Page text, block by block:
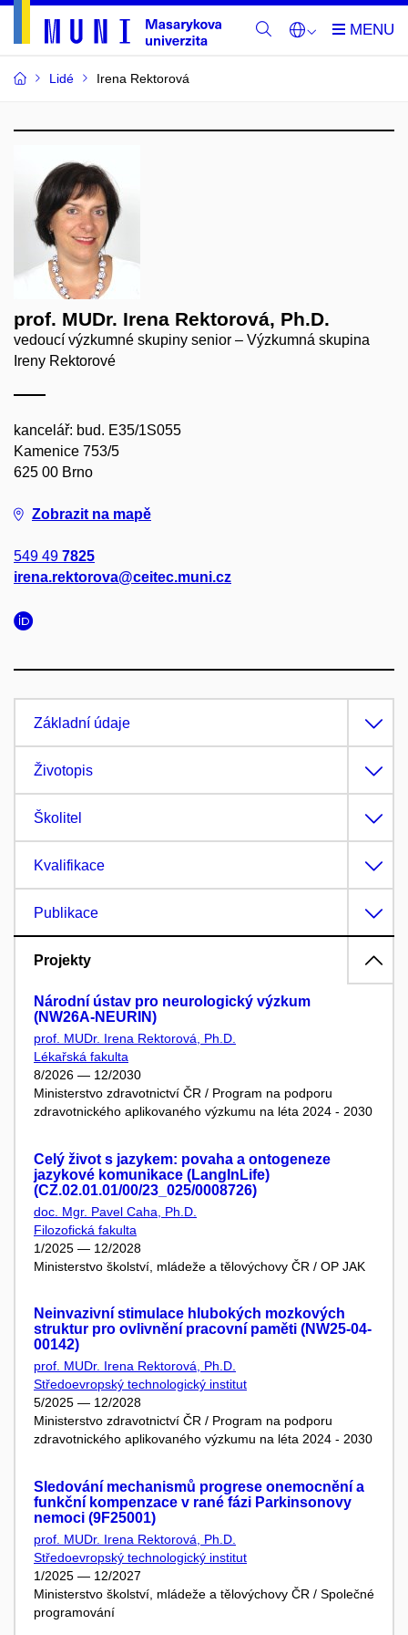
Lidé Irena Rektorová
prof. MUDr. Irena Rektorová, Ph.D.
vedoucí výzkumné skupiny senior – Výzkumná skupina
Ireny Rektorové
kancelář: bud. E35/1S055
Kamenice 753/5
625 00 Brno
Zobrazit na mapě
549 49 7825
irena.rektorova@ceitec.muni.cz
Základní údaje
Životopis
Školitel
Kvalifikace
Publikace
Projekty
Národní ústav pro neurologický výzkum
(NW26A-NEURIN)
prof. MUDr. Irena Rektorová, Ph.D.
Lékařská fakulta
8/2026 — 12/2030
Ministerstvo zdravotnictví ČR / Program na podporu
zdravotnického aplikovaného výzkumu na léta 2024 - 2030
Celý život s jazykem: povaha a ontogeneze
jazykové komunikace (LangInLife)
(CZ.02.01.01/00/23_025/0008726)
doc. Mgr. Pavel Caha, Ph.D.
Filozofická fakulta
1/2025 — 12/2028
Ministerstvo školství, mládeže a tělovýchovy ČR / OP JAK
Neinvazivní stimulace hlubokých mozkových
struktur pro ovlivnění pracovní paměti (NW25-04-
00142)
prof. MUDr. Irena Rektorová, Ph.D.
Středoevropský technologický institut
5/2025 — 12/2028
Ministerstvo zdravotnictví ČR / Program na podporu
zdravotnického aplikovaného výzkumu na léta 2024 - 2030
Sledování mechanismů progrese onemocnění a
funkční kompenzace v rané fázi Parkinsonovy
nemoci (9F25001)
prof. MUDr. Irena Rektorová, Ph.D.
Středoevropský technologický institut
1/2025 — 12/2027
Ministerstvo školství, mládeže a tělovýchovy ČR / Společné
programování